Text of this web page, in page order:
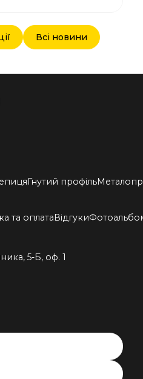
Всі новини
Гнутий профіль
та оплатаВідгуки
5-Б, оф. 1